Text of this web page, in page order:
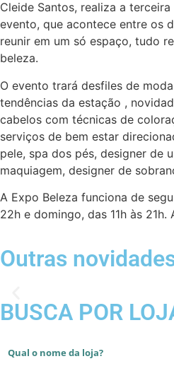
Cleide Santos, realiza a
evento, que acontece entre os
reunir em um só espaço, tudo
beleza.
O evento trará desfiles de
tendências da estação ,
cabelos com técnicas de
serviços de bem estar
pele, spa dos pés, designer de
maquiagem, designer de
A Expo Beleza funciona de
22h e domingo, das 11h às
Outras
BUSCA POR